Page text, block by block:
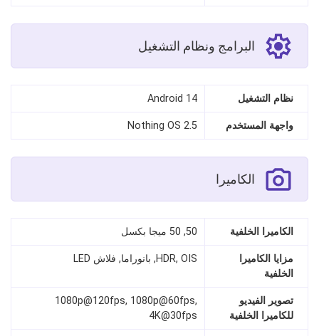
البرامج ونظام التشغيل
نظام التشغيل Android 14
واجهة المستخدم Nothing OS 2.5
الكاميرا
الكاميرا الخلفية 50, 50 ميجا بكسل
مزايا الكاميرا
الخلفية
HDR, OIS, بانوراما, فلاش LED
تصوير الفيديو
للكاميرا الخلفية
1080p@120fps, 1080p@60fps,
4K@30fps